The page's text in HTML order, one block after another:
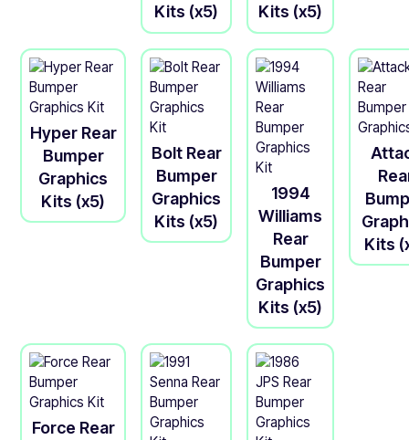
Kits (x5)
Kits (x5)
Hyper Rear
Bumper
Graphics
Kits (x5)
Bolt Rear
Bumper
Graphics
Kits (x5)
1994
Williams
Rear
Bumper
Graphics
Kits (x5)
Kits
Force Rear